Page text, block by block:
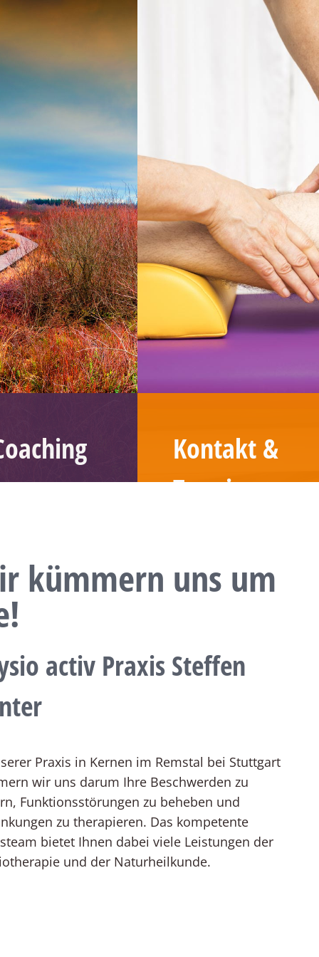
Kontakt &
Termine
kümmern uns um
activ Praxis Steffen
Praxis in Kernen im Remstal bei Stuttgart
wir uns darum Ihre Beschwerden zu
Funktionsstörungen zu beheben und
zu therapieren. Das kompetente
bietet Ihnen dabei viele Leistungen der
und der Naturheilkunde.